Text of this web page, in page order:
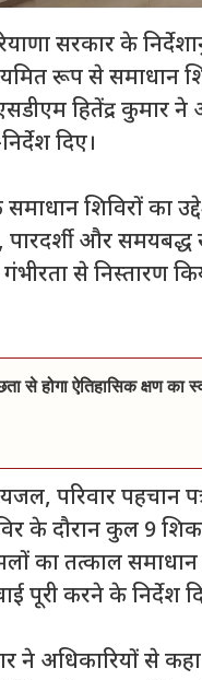
सरकार के
रूप से समाधान
हितेंद्र कुमार
दिए।
शिविरों का
और समयबद्ध
से निस्तारण
से होगा ऐतिहासिक क्षण का
परिवार पहचान
के दौरान कुल 9
का तत्काल
पूरी करने के निर्देश
ने अधिकारियों से